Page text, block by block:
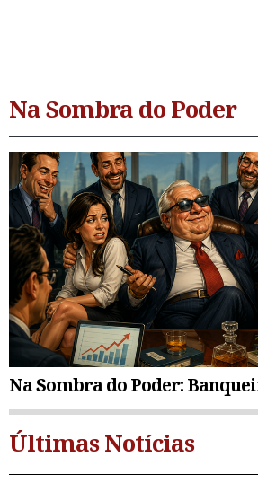
Na Sombra do Poder
Na Sombra do Poder:
Últimas Notícias